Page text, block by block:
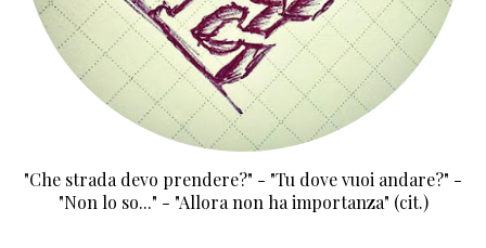
"Che strada devo prendere?" - "Tu dove vuoi andare?" -
"Non lo so..." - "Allora non ha importanza" (cit.)